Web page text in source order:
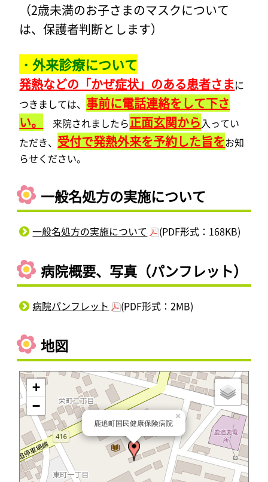
（2歳未満のお子さまのマスクについて
は、保護者判断とします）
・外来診療について
発熱などの「かぜ症状」のある患者さまに
つきましては、 事前に電話連絡をして下さ
い。
来院されましたら正面玄関から 入ってい
ただき、 受付で発熱外来を予約した旨をお知
らせください。
一般名処方の実施について
一般名処方の実施について (PDF形式：168KB)
病院概要、写真（パンフレット）
病院パンフレット (PDF形式：2MB)
地図
鹿追町国民健康保険病院
×
+
−